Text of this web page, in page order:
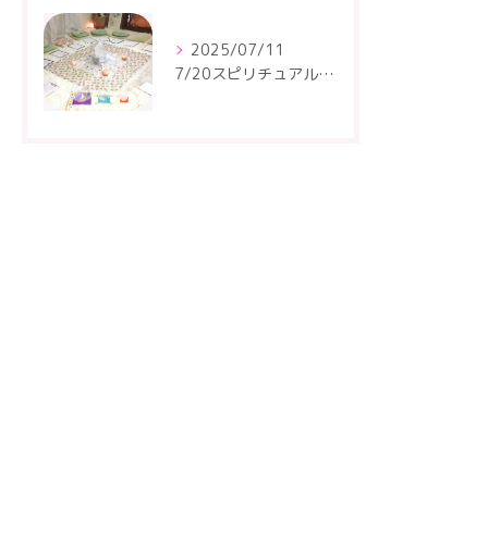
2025/07/11
7/20スピリチュアルトーキングサークルが開催されます